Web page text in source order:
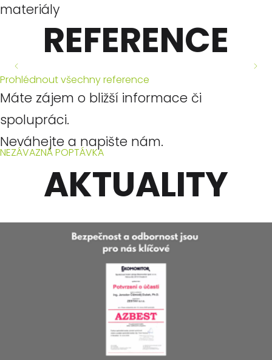
materiály
REFERENCE
Nové jógové a
pilates studio v OC
Řepy
Prohlédnout
Nová prodejna
RITUALS v Quadriu
Prohlédnout
Nová prodejna
Rituals v Teplicích
Prohlédnout
Demolice
fundamentu pod
výtahovým
strojem
Prohlédnout
Obchodní
jednotka v OC
Eurovea
Bratislava
Prohlédnout
Prohlédnout všechny reference
Máte zájem o bližší informace či
spolupráci.
Neváhejte a napište nám.
NEZÁVAZNÁ POPTÁVKA
AKTUALITY